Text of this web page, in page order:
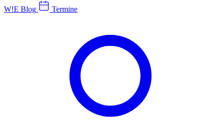
W!E Blog Termine